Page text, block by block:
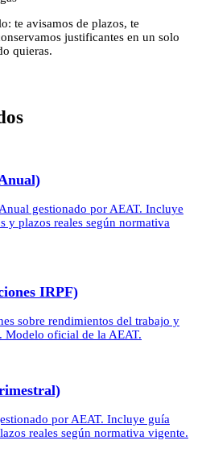
te avisamos de plazos, te
justificantes en un solo
quieras.
gestionado por AEAT. Incluye
y plazos reales según normativa
IRPF)
sobre rendimientos del trabajo y
Modelo oficial de la AEAT.
por AEAT. Incluye guía
reales según normativa vigente.